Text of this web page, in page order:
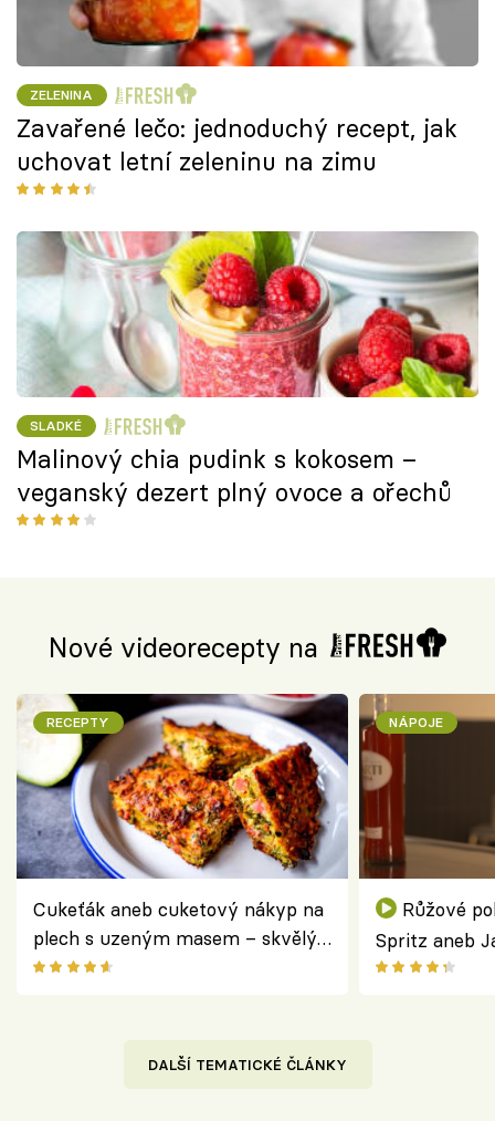
ZELENINA
Zavařené lečo: jednoduchý recept, jak
uchovat letní zeleninu na zimu
SLADKÉ
Malinový chia pudink s kokosem –
veganský dezert plný ovoce a ořechů
Nové videorecepty na
RECEPTY
Cukeťák aneb cuketový nákyp na
plech s uzeným masem – skvělý
způsob, jak zpracovat přerostlé
NÁPOJE
Růžové
Spritz aneb
drink, který
DALŠÍ TEMATICKÉ ČLÁNKY